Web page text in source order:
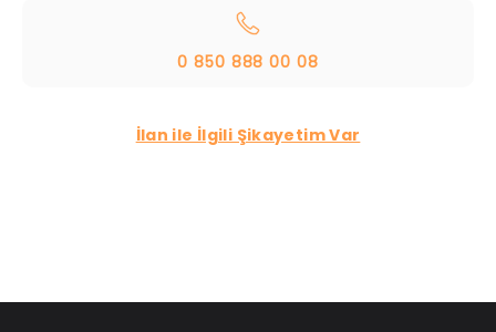
0 850 888 00 08
İlan ile İlgili Şikayetim Var